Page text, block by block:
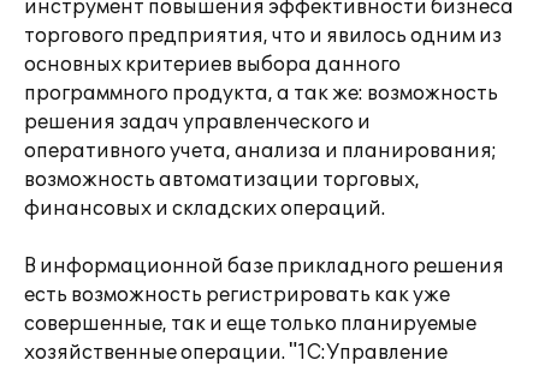
инструмент повышения эффективности бизнеса
торгового предприятия, что и явилось одним из
основных критериев выбора данного
программного продукта, а так же: возможность
решения задач управленческого и
оперативного учета, анализа и планирования;
возможность автоматизации торговых,
финансовых и складских операций.
В информационной базе прикладного решения
есть возможность регистрировать как уже
совершенные, так и еще только планируемые
хозяйственные операции. "1С:Управление